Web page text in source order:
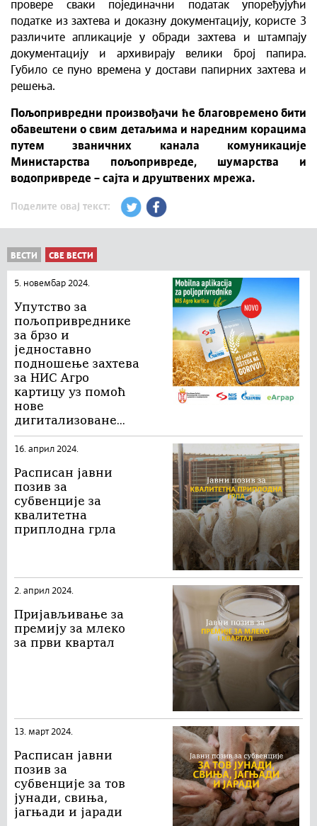
провере сваки појединачни податак упоређујући
податке из захтева и доказну документацију, користе 3
различите апликације у обради захтева и штампају
документацију и архивирају велики број папира.
Губило се пуно времена у достави папирних захтева и
решења.
Пољопривредни произвођачи ће благовремено бити
обавештени о свим детаљима и наредним корацима
путем званичних канала комуникације
Министарства пољопривреде, шумарства и
водопривреде – сајта и друштвених мрежа.
Поделите овај текст:
ВЕСТИ СВЕ ВЕСТИ
5. новембар 2024.
Упутство за
пољопривреднике
за брзо и
једноставно
подношење захтева
за НИС Агро
картицу уз помоћ
нове
дигитализоване...
16. април 2024.
Расписан јавни
позив за
субвенције за
квалитетна
приплодна грла
2. април 2024.
Пријављивање за
премију за млеко
за први квартал
13. март 2024.
Расписан jавни
позив за
субвенције за тов
јунади, свиња,
јагњади и јаради